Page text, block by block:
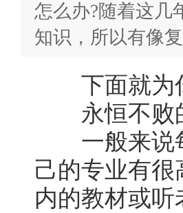
怎么办?随着这几
知识，所以有像
下面就为你
永恒不败
一般来说每
己的专业有
内的教材或